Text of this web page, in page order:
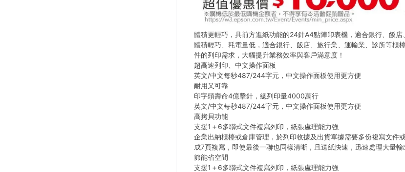
體積更輕巧，具前方進紙功能的24針A4點陣印表機，適合銀行、飯店
體積輕巧、耗電量低，適合銀行、飯店、旅行業、運輸業、診所等
件的列印需求，大幅提升業務效率與客戶滿意度！
超高速列印、中文操作面板
英文/中文每秒487/244字元，中文操作面板使用更方便
耐用又可靠
印字頭壽命4億擊針，總列印量4000萬行
英文/中文每秒487/244字元，中文操作面板使用更方便
高拷貝功能
支援1＋6多聯式文件複寫列印，紙張處理能力強
企業出納櫃檯或倉庫管理，於列印收據及出貨單據需要多份複寫文
成7頁複寫，即使最後一聯也同樣清晰，且送紙快速，迅速處理大量輸
節能省空間
支援1＋6多聯式文件複寫列印，紙張處理能力強